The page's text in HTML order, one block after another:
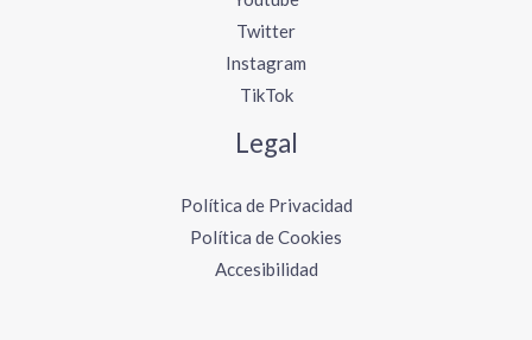
Twitter
Instagram
TikTok
Legal
Política de Privacidad
Política de Cookies
Accesibilidad